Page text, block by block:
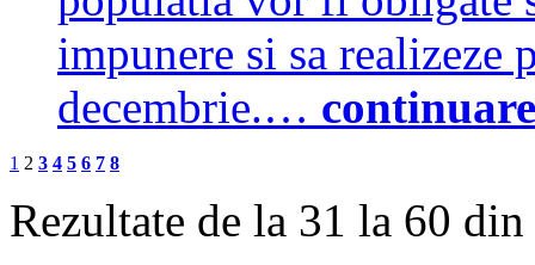
impunere si sa realizeze
decembrie.… continuare
1 2 3 4 5 6 7 8
Rezultate de la 31 la 60